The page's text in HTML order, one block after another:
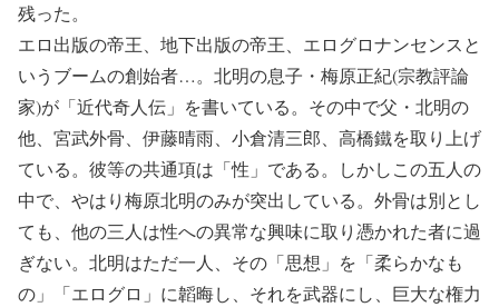
残った。
エロ出版の帝王、地下出版の帝王、エログロナンセンスと
いうブームの創始者…。北明の息子・梅原正紀(宗教評論
家)が「近代奇人伝」を書いている。その中で父・北明の
他、宮武外骨、伊藤晴雨、小倉清三郎、高橋鐵を取り上げ
ている。彼等の共通項は「性」である。しかしこの五人の
中で、やはり梅原北明のみが突出している。外骨は別とし
ても、他の三人は性への異常な興味に取り憑かれた者に過
ぎない。北明はただ一人、その「思想」を「柔らかなも
の」「エログロ」に韜晦し、それを武器にし、巨大な権力